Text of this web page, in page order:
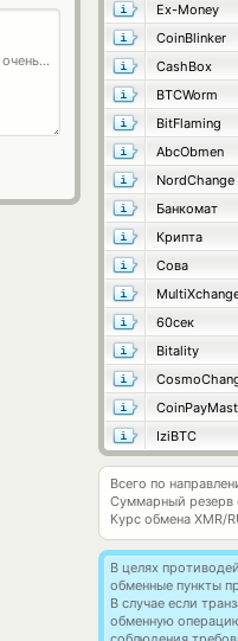
Ex-Money
CoinBlinker
CashBox
BTCWorm
BitFlaming
AbcObmen
NordChange
Банкомат
Крипта
Сова
60сек
Bitality
IziBTC
Всего по
Суммарный резерв
Курс обмена XMR/
В целях
обменные пункты
В случае если
обменную